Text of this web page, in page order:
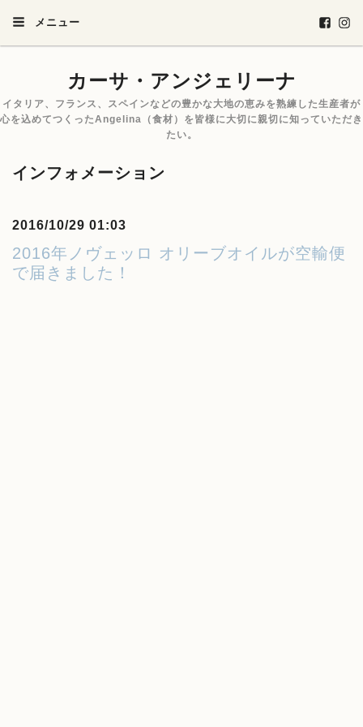
メニュー
カーサ・アンジェリーナ
イタリア、フランス、スペインなどの豊かな大地の恵みを熟練した生産者が
心を込めてつくったAngelina（食材）を皆様に大切に親切に知っていただき
たい。
インフォメーション
2016/10/29 01:03
2016年ノヴェッロ オリーブオイルが空輸便
で届きました！